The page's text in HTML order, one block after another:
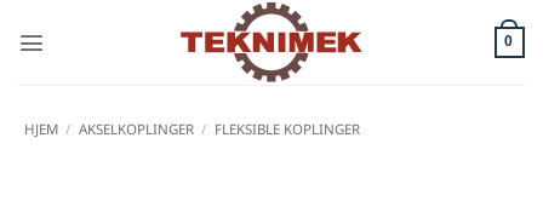
0
HJEM / AKSELKOPLINGER / FLEKSIBLE KOPLINGER